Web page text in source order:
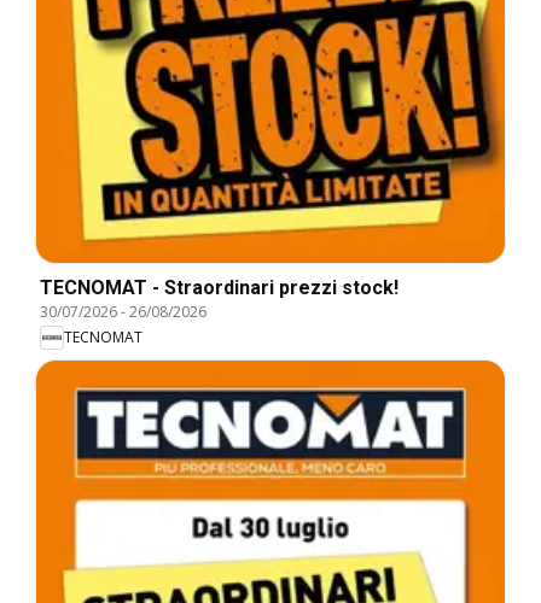
TECNOMAT - Straordinari prezzi stock!
30/07/2026-26/08/2026
TECNOMAT